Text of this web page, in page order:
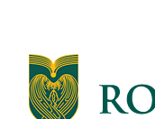
conținut